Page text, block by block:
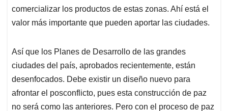
comercializar los productos de estas zonas. Ahí está el
valor más importante que pueden aportar las ciudades.
Así que los Planes de Desarrollo de las grandes
ciudades del país, aprobados recientemente, están
desenfocados. Debe existir un diseño nuevo para
afrontar el posconflicto, pues esta construcción de paz
no será como las anteriores. Pero con el proceso de paz